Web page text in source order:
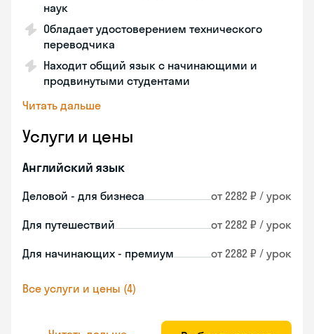
наук
Обладает удостоверением технического
переводчика
Находит общий язык с начинающими и
продвинутыми студентами
Читать дальше
Услуги и цены
Английский язык
Деловой - для бизнеса от 2282 ₽ / урок
Для путешествий от 2282 ₽ / урок
Для начинающих - премиум от 2282 ₽ / урок
Все услуги и цены (4)